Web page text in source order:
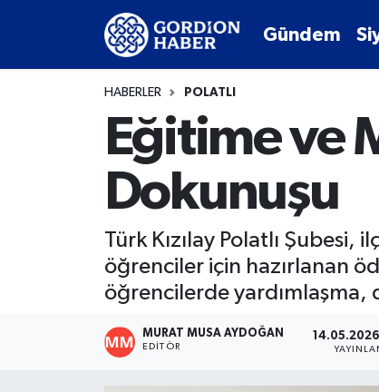
Gündem
HABERLER POLATLI
Eğitime ve
Dokunuşu
Türk Kızılay Polatlı Şubesi,
öğrenciler için hazırlanan
öğrencilerde yardımlaşma,
MURAT MUSA AYDOĞAN
EDITÖR
14.05.2026
Sosyal Medya Hesaplarımız
Gündem
Ekonomi
Kültür Sanat
Türk Dünyası
Ankara Nöbetçi Eczaneler
Ankara Hava Durumu
Ankara Trafik Yoğunluk Haritası
Süper Lig Puan Durumu ve Fikstür
Son Dakika Haberleri
Haber Arşivi